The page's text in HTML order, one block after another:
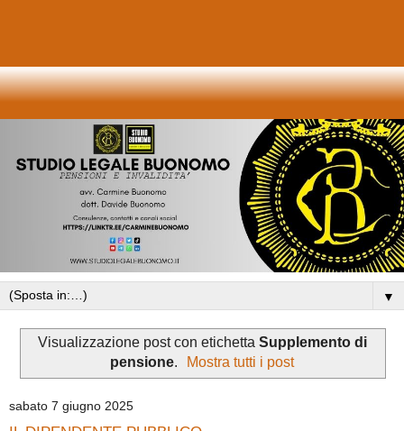
▼
Visualizzazione post con etichetta Supplemento di
pensione. Mostra tutti i post
sabato 7 giugno 2025